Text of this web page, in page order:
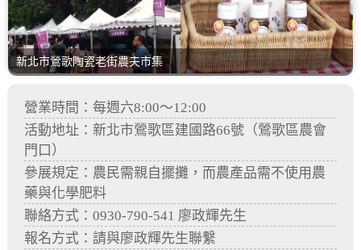
新北市鶯歌陶瓷老街農夫市集
營業時間：每週六8:00～12:00
活動地址：新北市鶯歌區建國路66號（鶯歌區農會
門口）
參展規定：農民需親自擺攤，而農產品需不使用農
藥與化學肥料
聯絡方式：0930-790-541 廖政輝先生
報名方式：請與廖政輝先生聯繫